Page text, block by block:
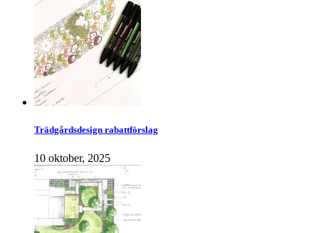
Trädgårdsdesign rabattförslag
10 oktober, 2025